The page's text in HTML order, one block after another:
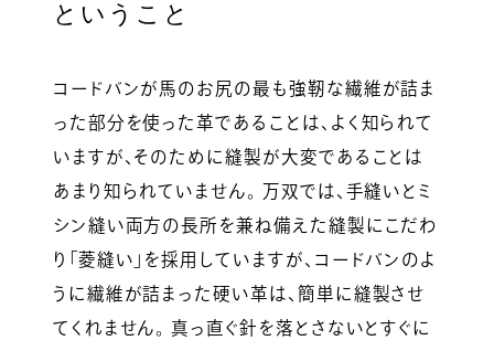
ということ
コードバンが馬のお尻の最も強靭な繊維が詰ま
った部分を使った革であることは、よく知られて
いますが、そのために縫製が大変であることは
あまり知られていません。 万双では、手縫いとミ
シン縫い両方の長所を兼ね備えた縫製にこだわ
り「菱縫い」を採用していますが、コードバンのよ
うに繊維が詰まった硬い革は、簡単に縫製させ
てくれません。 真っ直ぐ針を落とさないとすぐに